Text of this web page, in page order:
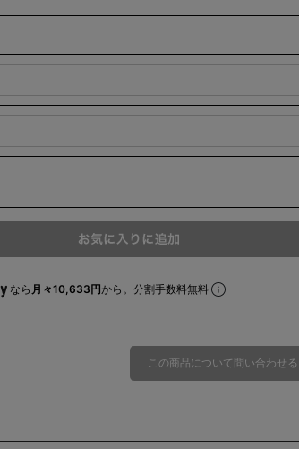
なら 月々10,633円から。分割手数料無料